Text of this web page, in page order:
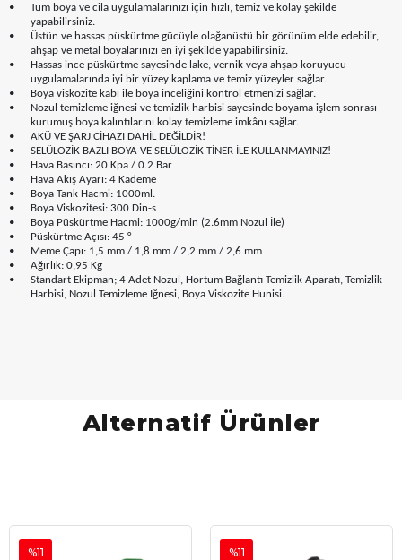
•
Tüm boya ve cila uygulamalarınızı için hızlı, temiz ve kolay şekilde
yapabilirsiniz.
•
Üstün ve hassas püskürtme gücüyle olağanüstü bir görünüm elde edebilir,
ahşap ve metal boyalarınızı en iyi şekilde yapabilirsiniz.
•
Hassas ince püskürtme sayesinde lake, vernik veya ahşap koruyucu
uygulamalarında iyi bir yüzey kaplama ve temiz yüzeyler sağlar.
•
Boya viskozite kabı ile boya inceliğini kontrol etmenizi sağlar.
•
Nozul temizleme iğnesi ve temizlik harbisi sayesinde boyama işlem sonrası
kurumuş boya kalıntılarını kolay temizleme imkânı sağlar.
•
AKÜ VE ŞARJ CİHAZI DAHİL DEĞİLDİR!
•
SELÜLOZİK BAZLI BOYA VE SELÜLOZİK TİNER İLE KULLANMAYINIZ!
•
Hava Basıncı: 20 Kpa / 0.2 Bar
•
Hava Akış Ayarı: 4 Kademe
•
Boya Tank Hacmi: 1000ml.
•
Boya Viskozitesi: 300 Din-s
•
Boya Püskürtme Hacmi: 1000g/min (2.6mm Nozul İle)
•
Püskürtme Açısı: 45 °
•
Meme Çapı: 1,5 mm / 1,8 mm / 2,2 mm / 2,6 mm
•
Ağırlık: 0,95 Kg
•
Standart Ekipman; 4 Adet Nozul, Hortum Bağlantı Temizlik Aparatı, Temizlik
Harbisi, Nozul Temizleme İğnesi, Boya Viskozite Hunisi.
Alternatif Ürünler
%11 %11